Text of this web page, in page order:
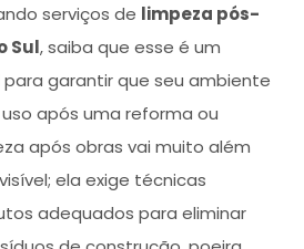
serviços de limpeza pós-
Sul, saiba que esse é um
garantir que seu ambiente
após uma reforma ou
após obras vai muito além
ela exige técnicas
adequados para eliminar